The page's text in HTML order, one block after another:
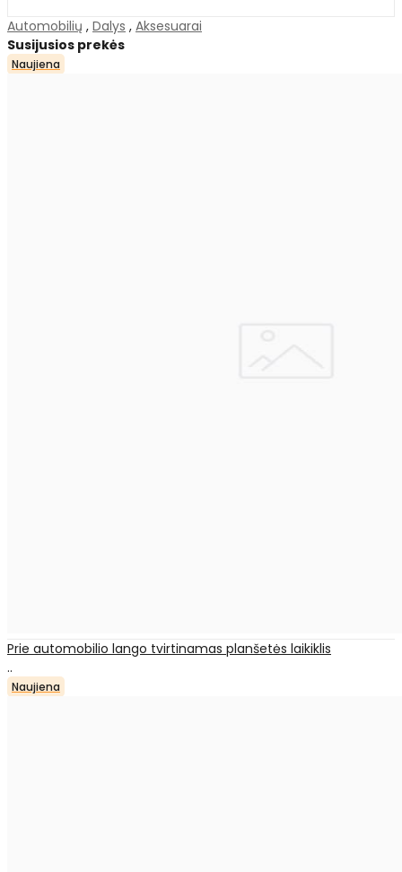
Automobilių , Dalys , Aksesuarai
Susijusios prekės
Naujiena
Prie automobilio lango tvirtinamas planšetės laikiklis
..
Naujiena